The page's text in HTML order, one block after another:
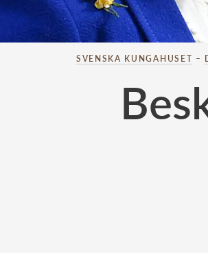
SVENSKA KUNGAHUSET –